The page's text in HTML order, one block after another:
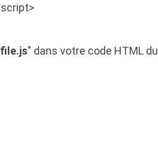
script>
file.js" dans votre code HTML du